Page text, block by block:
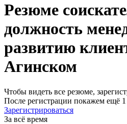
Резюме
должность
развитию
Агинском
Чтобы видеть все резюме,
После регистрации покажем ещё
Зарегистрироваться
За всё время